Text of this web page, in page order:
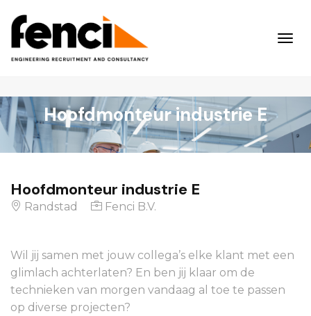
Hoofdmonteur industrie E
Hoofdmonteur industrie E
Randstad Fenci B.V.
Wil jij samen met jouw collega’s elke klant met een
glimlach achterlaten? En ben jij klaar om de
technieken van morgen vandaag al toe te passen
op diverse projecten?